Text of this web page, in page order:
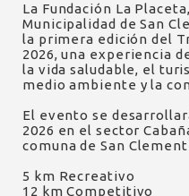
La Fundación La
Municipalidad de San
la primera edición del
2026, una experiencia
la vida saludable, el
medio ambiente y la
El evento se
2026 en el sector
comuna de San
5 km Recreativo
12 km Competitivo